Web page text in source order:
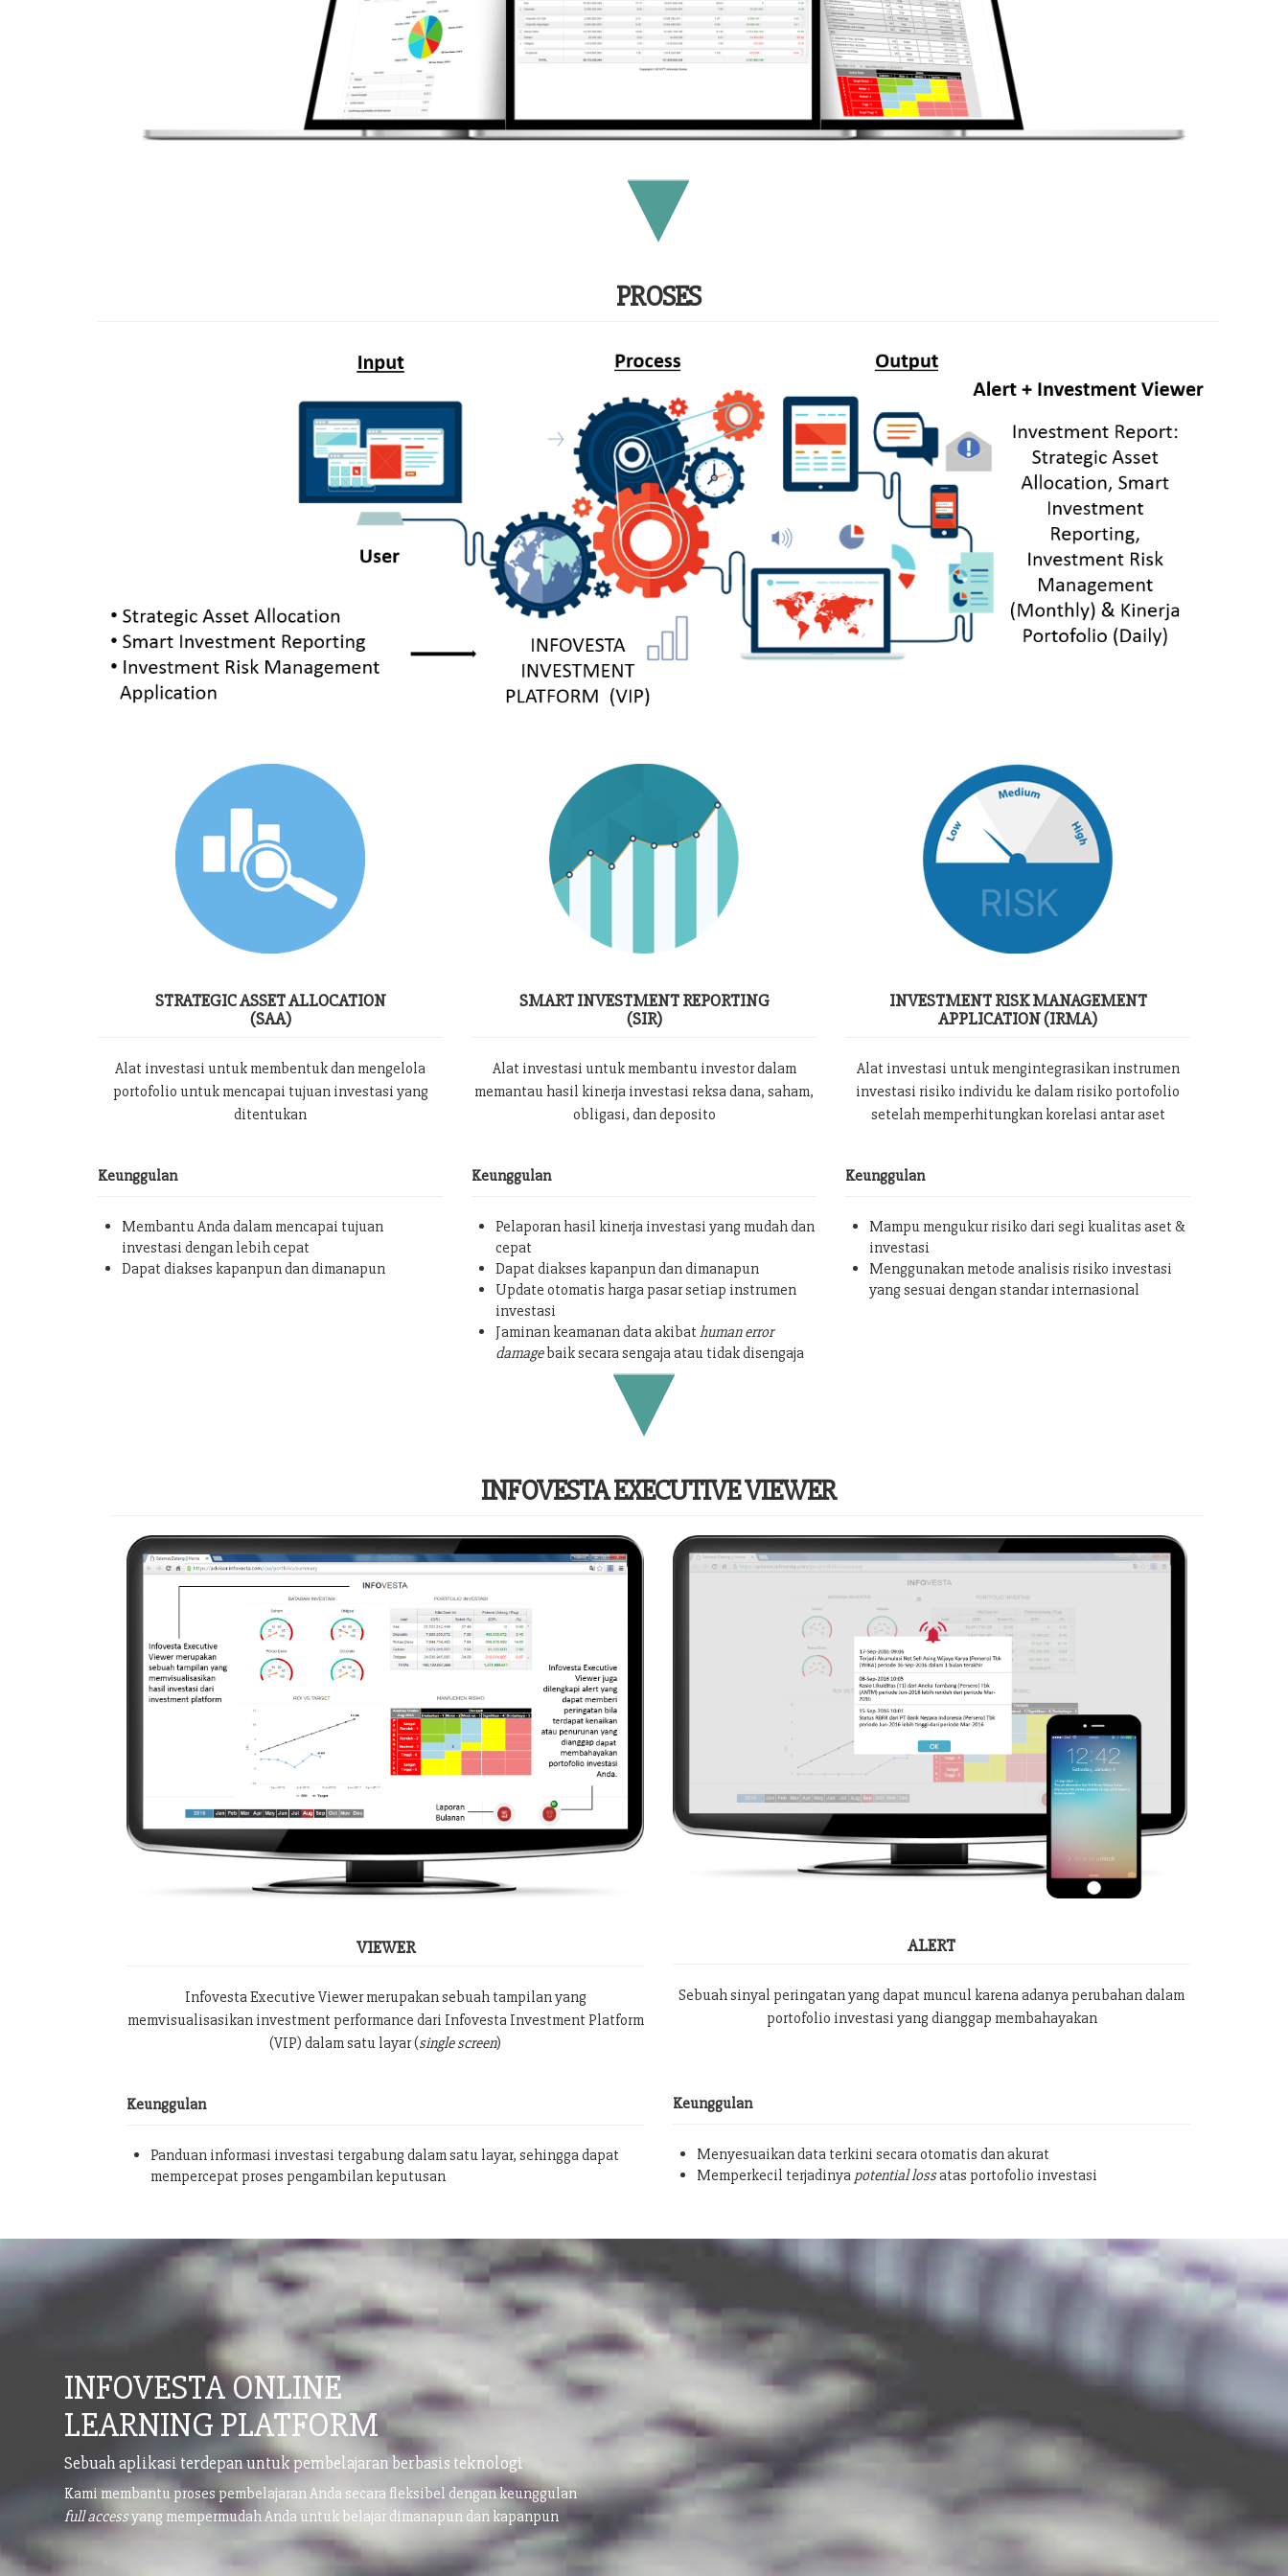
PROSES
STRATEGIC ASSET ALLOCATION
(SAA)
Alat investasi untuk membentuk dan mengelola
portofolio untuk mencapai tujuan investasi yang
ditentukan
Keunggulan
Membantu Anda dalam mencapai tujuan
investasi dengan lebih cepat
Dapat diakses kapanpun dan dimanapun
SMART INVESTMENT REPORTING
(SIR)
Alat investasi untuk membantu investor dalam
memantau hasil kinerja investasi reksa dana, saham,
obligasi, dan deposito
Keunggulan
Pelaporan hasil kinerja investasi yang mudah dan
cepat
Dapat diakses kapanpun dan dimanapun
Update otomatis harga pasar setiap instrumen
investasi
Jaminan keamanan data akibat human error
damagebaik secara sengaja atau tidak disengaja
INVESTMENT RISK MANAGEMENT
APPLICATION (IRMA)
Alat investasi untuk mengintegrasikan instrumen
investasi risiko individu ke dalam risiko portofolio
setelah memperhitungkan korelasi antar aset
Keunggulan
Mampu mengukur risiko dari segi kualitas aset &
investasi
Menggunakan metode analisis risiko investasi
yang sesuai dengan standar internasional
INFOVESTA EXECUTIVE VIEWER
VIEWER
Infovesta Executive Viewer merupakan sebuah tampilan yang
memvisualisasikan investment performance dari Infovesta Investment Platform
(VIP) dalam satu layar (single screen)
Keunggulan
Panduan informasi investasi tergabung dalam satu layar, sehingga dapat
mempercepat proses pengambilan keputusan
ALERT
Sebuah sinyal peringatan yang dapat muncul karena adanya perubahan dalam
portofolio investasi yang dianggap membahayakan
Keunggulan
Menyesuaikan data terkini secara otomatis dan akurat
Memperkecil terjadinya potential lossatas portofolio investasi
INFOVESTA ONLINE
LEARNING PLATFORM
Sebuah aplikasi terdepan untuk pembelajaran berbasis teknologi
Kami membantu proses pembelajaran Anda secara fleksibel dengan keunggulan
full accessyang mempermudah Anda untuk belajar dimanapun dan kapanpun